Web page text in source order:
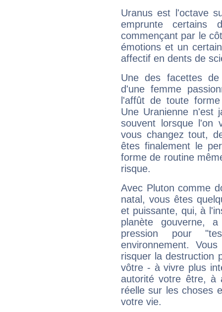
Uranus est l'octave
emprunte
commençant par le
émotions et un
affectif en dents de
Une des facettes
d'une femme
l'affût de toute
Une Uranienne n'est
souvent lorsque l'on
vous changez tout,
êtes finalement le
forme de routine
risque.
Avec Pluton comme
natal, vous êtes
et puissante, qui, à
planète gouverne,
pression pour
environnement.
risquer la destruction
vôtre - à vivre plus
autorité votre être, à
réelle sur les choses
votre vie.